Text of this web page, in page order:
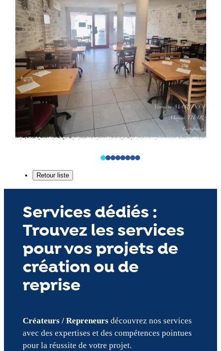
Services dédiés :
Trouvez les services
pour vos projets de
création ou de
reprise
Créateurs / Repreneursdécouvrez nos services
avec des expertises et des compétences pointues
pour la réussite de votre projet.